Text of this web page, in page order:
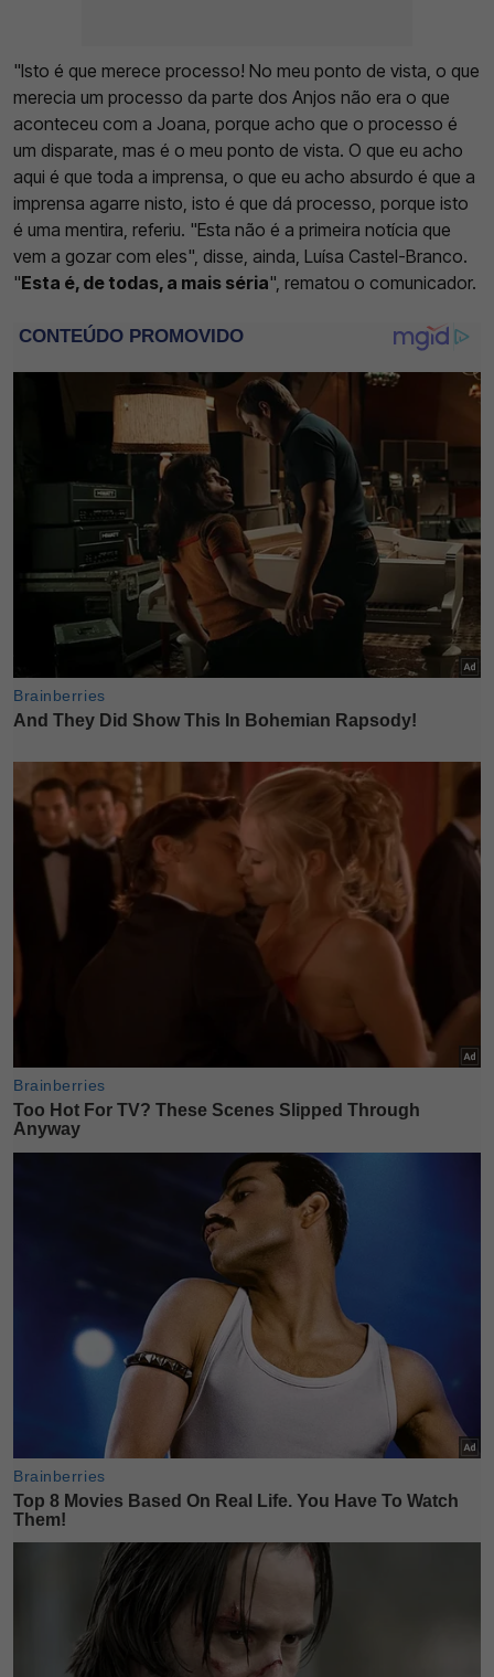
"Isto é que merece processo! No meu ponto de vista, o que
merecia um processo da parte dos Anjos não era o que
aconteceu com a Joana, porque acho que o processo é
um disparate, mas é o meu ponto de vista. O que eu acho
aqui é que toda a imprensa, o que eu acho absurdo é que a
imprensa agarre nisto, isto é que dá processo, porque isto
é uma mentira, referiu. "Esta não é a primeira notícia que
vem a gozar com eles", disse, ainda, Luísa Castel-Branco.
"Esta é, de todas, a mais séria", rematou o comunicador.